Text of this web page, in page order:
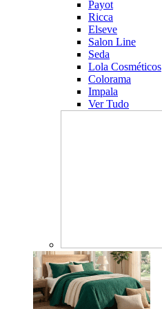
Payot
Ricca
Elseve
Salon Line
Seda
Lola Cosméticos
Colorama
Impala
Ver Tudo